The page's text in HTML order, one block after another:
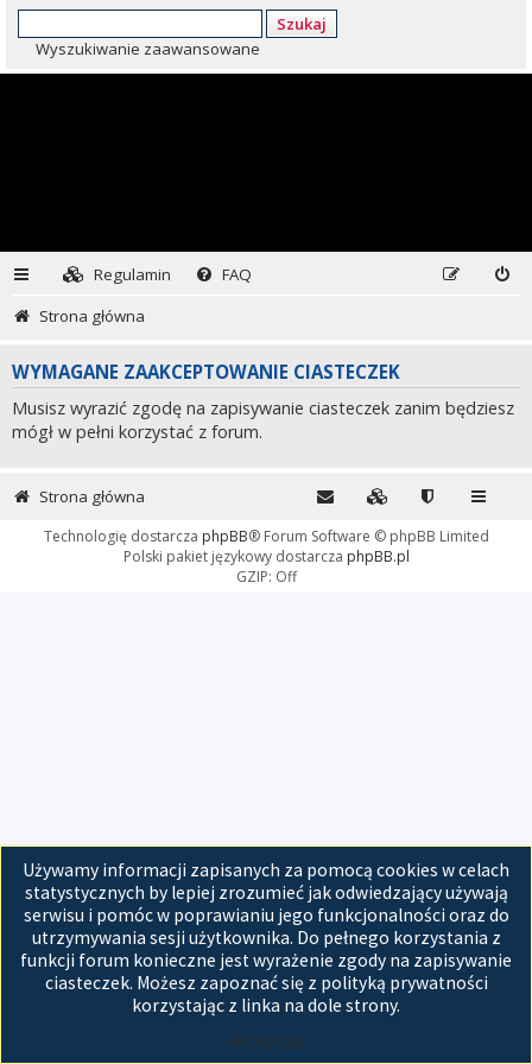
Szukaj
Wyszukiwanie zaawansowane
Regulamin
FAQ
Strona główna
WYMAGANE ZAAKCEPTOWANIE CIASTECZEK
Musisz wyrazić zgodę na zapisywanie ciasteczek zanim będziesz
mógł w pełni korzystać z forum.
Używamy informacji zapisanych za pomocą cookies w celach
statystycznych by lepiej zrozumieć jak odwiedzający używają
serwisu i pomóc w poprawianiu jego funkcjonalności oraz do
utrzymywania sesji użytkownika. Do pełnego korzystania z
funkcji forum konieczne jest wyrażenie zgody na zapisywanie
ciasteczek. Możesz zapoznać się z polityką prywatności
korzystając z linka na dole strony.
Akceptuję
Strona główna
Technologię dostarcza phpBB® Forum Software © phpBB Limited
Polski pakiet językowy dostarcza phpBB.pl
GZIP: Off